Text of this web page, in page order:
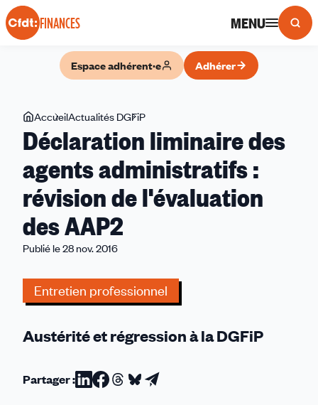
Panneau de gestion des cookies
FINANCES MENU
Espace adhérent·e Adhérer
Vous
êtes
ici
AccueilActualités DGFiP
liminaire
des
agents
administratifs
:
des
AAP2
Déclaration liminaire des
agents administratifs :
révision de l'évaluation
des AAP2
Publié le 28 nov. 2016
Entretien professionnel
Austérité et régression à la DGFiP
Partager :Partager
Partager
Partager
Partager
Partager